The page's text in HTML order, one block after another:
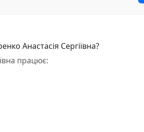
Анастасія Сергіївна?
працює: